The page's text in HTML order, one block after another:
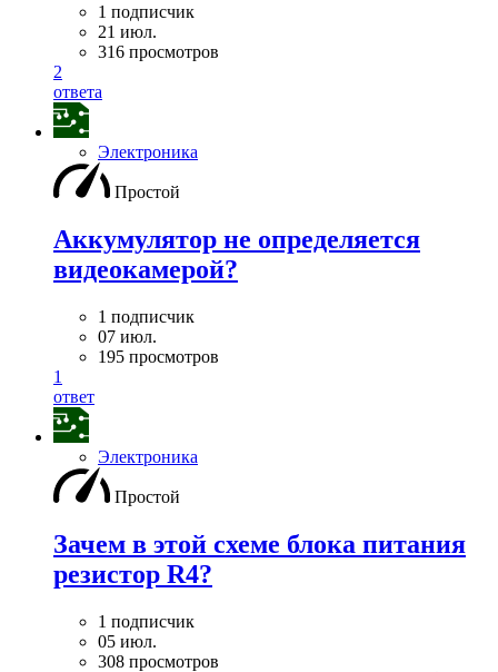
1 подписчик
21 июл.
316 просмотров
2
ответа
Электроника
Простой
Аккумулятор не определяется
видеокамерой?
1 подписчик
07 июл.
195 просмотров
1
ответ
Электроника
Простой
Зачем в этой схеме блока питания
резистор R4?
1 подписчик
05 июл.
308 просмотров